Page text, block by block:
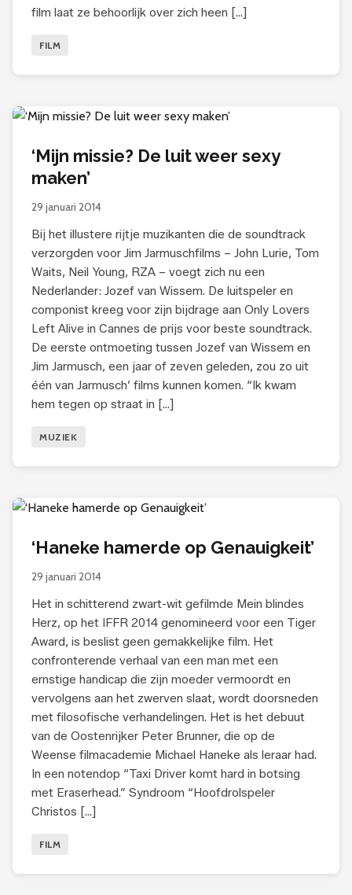
film laat ze behoorlijk over zich heen […]
FILM
‘Mijn missie? De luit weer sexy
maken’
29 januari 2014
Bij het illustere rijtje muzikanten die de soundtrack
verzorgden voor Jim Jarmuschfilms – John Lurie, Tom
Waits, Neil Young, RZA – voegt zich nu een
Nederlander: Jozef van Wissem. De luitspeler en
componist kreeg voor zijn bijdrage aan Only Lovers
Left Alive in Cannes de prijs voor beste soundtrack.
De eerste ontmoeting tussen Jozef van Wissem en
Jim Jarmusch, een jaar of zeven geleden, zou zo uit
één van Jarmusch’ films kunnen komen. “Ik kwam
hem tegen op straat in […]
MUZIEK
‘Haneke hamerde op Genauigkeit’
29 januari 2014
Het in schitterend zwart-wit gefilmde Mein blindes
Herz, op het IFFR 2014 genomineerd voor een Tiger
Award, is beslist geen gemakkelijke film. Het
confronterende verhaal van een man met een
ernstige handicap die zijn moeder vermoordt en
vervolgens aan het zwerven slaat, wordt doorsneden
met filosofische verhandelingen. Het is het debuut
van de Oostenrijker Peter Brunner, die op de
Weense filmacademie Michael Haneke als leraar had.
In een notendop “Taxi Driver komt hard in botsing
met Eraserhead.” Syndroom “Hoofdrolspeler
Christos […]
FILM